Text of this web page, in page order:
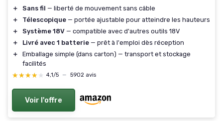
＋ Sans fil — liberté de mouvement sans câble
＋
Télescopique — portée ajustable pour atteindre les hauteurs
＋
Système 18V — compatible avec d'autres outils 18V
＋
Livré avec 1 batterie — prêt à l'emploi dès réception
＋
Emballage simple (dans carton) — transport et stockage
facilités
★★★★★
★★★★★ 4,1/5 — 5902 avis
Voir l'offre